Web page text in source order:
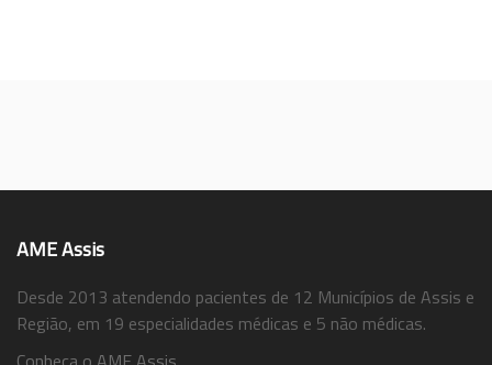
AME Assis
Desde 2013 atendendo pacientes de 12 Municípios de Assis e
Região, em 19 especialidades médicas e 5 não médicas.